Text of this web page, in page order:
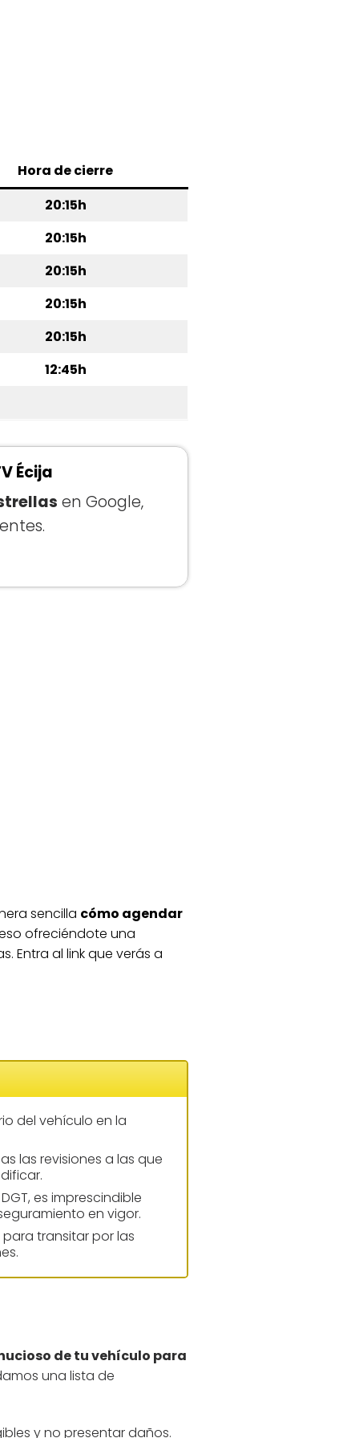
Hora de cierre
20:15h
20:15h
20:15h
20:15h
20:15h
12:45h
Écija
en Google,
sencilla cómo agendar
ofreciéndote una
Entra al link que verás a
del vehículo en la
las revisiones a las que
es imprescindible
en vigor.
transitar por las
de tu vehículo para
una lista de
y no presentar daños.